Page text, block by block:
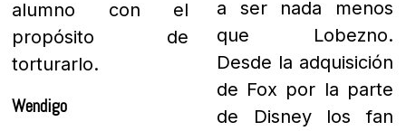
alumno con el
propósito de
torturarlo.
Wendigo
a ser nada menos
que Lobezno.
Desde la adquisición
de Fox por la parte
de Disney los fan